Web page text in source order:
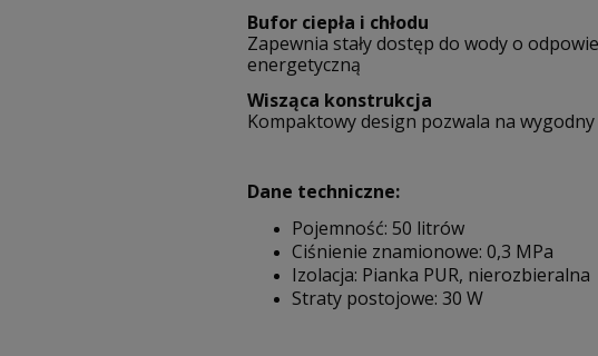
Bufor ciepła i chłodu
Zapewnia stały dostęp do wody o
energetyczną
Wisząca konstrukcja
Kompaktowy design pozwala na wygodny
Dane techniczne:
Pojemność: 50 litrów
Ciśnienie znamionowe: 0,3 MPa
Izolacja: Pianka PUR, nierozbieralna
Straty postojowe: 30 W